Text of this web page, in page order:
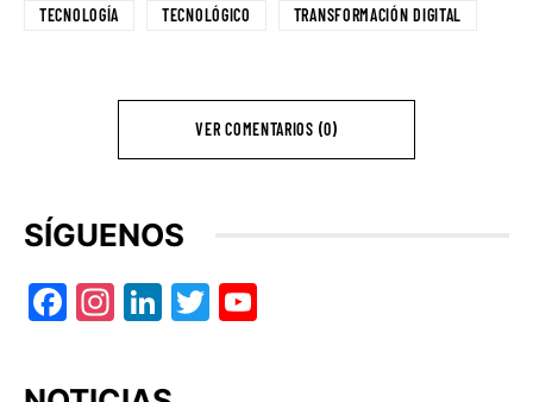
TECNOLOGÍA TECNOLÓGICO TRANSFORMACIÓN DIGITAL
VER COMENTARIOS (0)
SÍGUENOS
Facebook
Instagram
LinkedIn
Twitter